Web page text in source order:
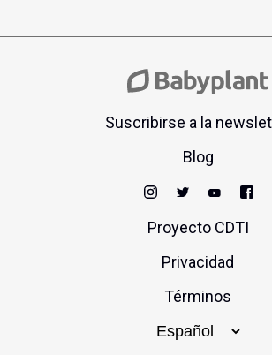
Suscribirse a la
Blog
Proyecto CDTI
Privacidad
Términos